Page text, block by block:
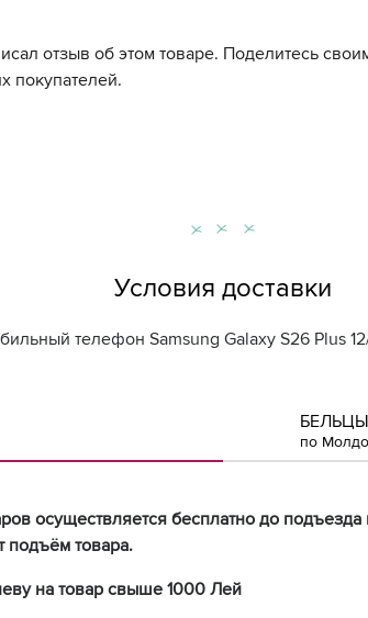
отзыв об этом товаре. Поделитесь
покупателей.
Условия доставки
телефон Samsung Galaxy S26 Plus
по
осуществляется бесплатно до
подъём товара.
на товар свыше 1000 Лей